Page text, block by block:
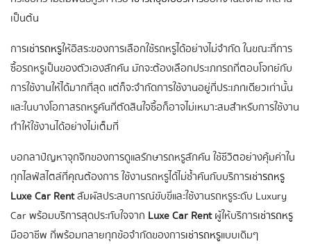
เป็นต้น
การเช่ารถหรูให้อิสระของการเลือกใช้รถหรูได้อย่างไม่จำกัด ในขณะที่การ
ซื้อรถหรูเป็นของตัวเองสักคัน มักจะต้องเลือกประเภทรถที่ตอบโจทย์กับ
การใช้งานให้ได้มากที่สุด แต่ก็จะจำกัดการใช้งานอยู่ที่ประเภทเดียวเท่านั้น
และในบางโอกาสรถหรูคันที่ตัดสินใจซื้อก็อาจไม่เหมาะสมสำหรับการใช้งาน
ทำให้ใช้งานได้อย่างไม่เต็มที่
บอกลาปัญหาจุกจิกของการดูแลรักษารถหรูสักคัน ใช้ชีวิตอย่างคุ้มค่าใน
ทุกไลฟ์สไตล์ที่คุณต้องการ ใช้งานรถหรูได้ไม่ซ้ำคันกับบริการเช่ารถหรู
Luxe Car Rentสัมผัสประสบการณ์ขับขี่และใช้งานรถหรูระดับ Luxury
Car พร้อมบริการสุดประทับใจจาก Luxe Car Rentผู้ให้บริการเช่ารถหรู
มืออาชีพ ที่พร้อมทลายทุกข้อจำกัดของการเช่ารถหรูแบบเดิมๆ